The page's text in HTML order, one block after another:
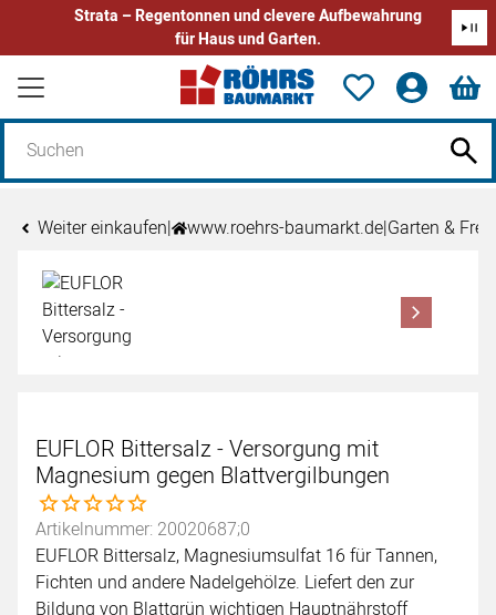
Strata – Regentonnen und clevere Aufbewahrung
für Haus und Garten.
Zum Hauptinhalt springen
Weiter einkaufen| www.roehrs-baumarkt.de|Garten &
Produktgalerie
Zur Kaufbox springen
EUFLOR Bittersalz - Versorgung mit
Magnesium gegen Blattvergilbungen
Noch keine Bewertungen abgegeben
Artikelnummer: 20020687;0
EUFLOR Bittersalz, Magnesiumsulfat 16 für Tannen,
Fichten und andere Nadelgehölze. Liefert den zur
Bildung von Blattgrün wichtigen Hauptnährstoff